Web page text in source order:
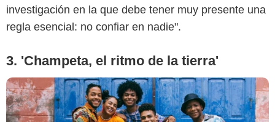
investigación en la que debe tener muy presente una
regla esencial: no confiar en nadie".
3. 'Champeta, el ritmo de la tierra'